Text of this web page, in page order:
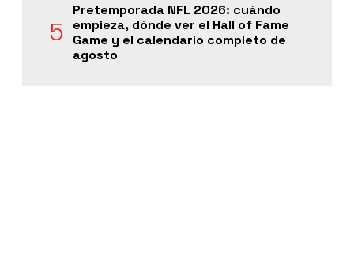
Pretemporada NFL 2026: cuándo
empieza, dónde ver el Hall of Fame
Game y el calendario completo de
agosto